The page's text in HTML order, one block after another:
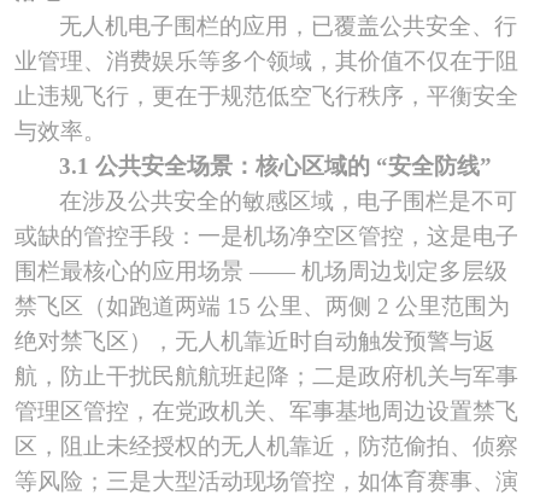
无人机电子围栏的应用，已覆盖公共安全、行
业管理、消费娱乐等多个领域，其价值不仅在于阻
止违规飞行，更在于规范低空飞行秩序，平衡安全
与效率。
3.1 公共安全场景：核心区域的 “安全防线”
在涉及公共安全的敏感区域，电子围栏是不可
或缺的管控手段：一是机场净空区管控，这是电子
围栏最核心的应用场景 —— 机场周边划定多层级
禁飞区（如跑道两端 15 公里、两侧 2 公里范围为
绝对禁飞区），无人机靠近时自动触发预警与返
航，防止干扰民航航班起降；二是政府机关与军事
管理区管控，在党政机关、军事基地周边设置禁飞
区，阻止未经授权的无人机靠近，防范偷拍、侦察
等风险；三是大型活动现场管控，如体育赛事、演